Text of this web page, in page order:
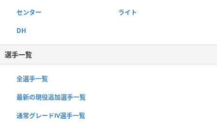
センター ライト
DH
選手一覧
全選手一覧
最新の現役追加選手一覧
通常グレードⅣ選手一覧